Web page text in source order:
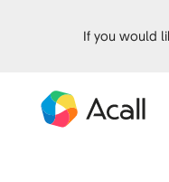
If you would